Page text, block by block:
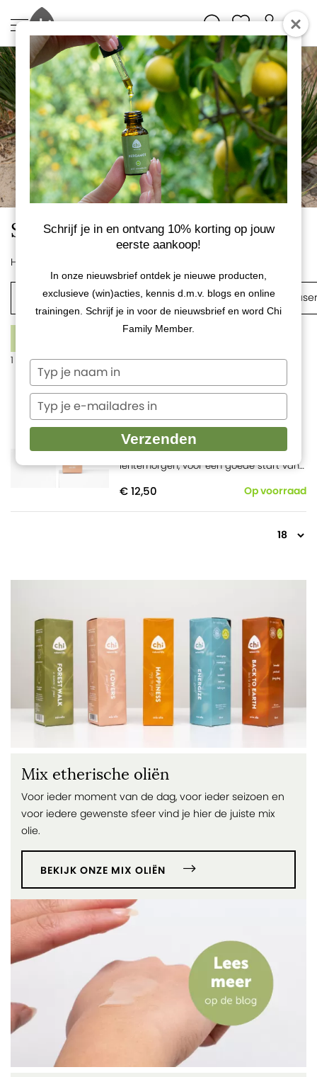
Seizoenstips - Stimulerend
Home
Etherische mix oliën Roomsprays Aroma
1 product
Springtime mix olie
22 reviews
Actie: nu met gratis Aromastone Wood
(t.w.v. €3,95).De geur van een frisse
lentemorgen, voor een goede start van
€ 12,50 Op voorraad
Mix etherische oliën
Voor ieder moment van de dag, voor ieder seizoen en
voor iedere gewenste sfeer vind je hier de juiste mix
olie.
BEKIJK ONZE MIX OLIËN
Schrijf je in en ontvang 10% korting op jouw
eerste aankoop!
In onze nieuwsbrief ontdek je nieuwe producten,
exclusieve (win)acties, kennis d.m.v. blogs en online
trainingen. Schrijf je in voor de nieuwsbrief en word Chi
Family Member.
Typ
je
naam
Typ
je
e-
mailadres
Verzenden